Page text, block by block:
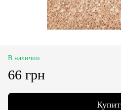
В наличии
66 грн